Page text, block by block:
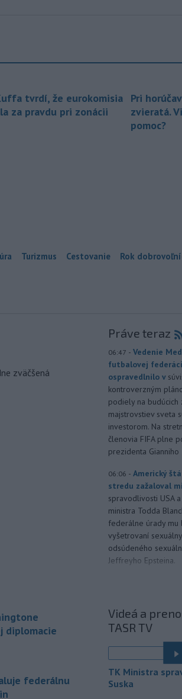
tvrdí, že eurokomisia
za pravdu pri zonácii
Pri
zvieratá.
pomoc?
Turizmus Cestovanie Rok
zväčšená
diplomacie
federálnu
Práve teraz
06:47 - Vedenie
futbalovej
ospravedlnilo v
kontroverzným
podiely na budúcich
majstrovstiev sveta
investorom. Na
členovia FIFA plne
prezidenta Gianniho
06:06 - Americký
stredu zažaloval
spravodlivosti USA
ministra Todda
federálne úrady mu
vyšetrovaní
odsúdeného
Jeffreyho Epsteina.
ministerstva
Filip Kuffa tvrdí,
komisia (EK) dala za
súvislosti s vládnou
zonáciám
naďalej je tak
miliónov eur z plánu
Videá a
TASR TV
TK Ministra
Suska